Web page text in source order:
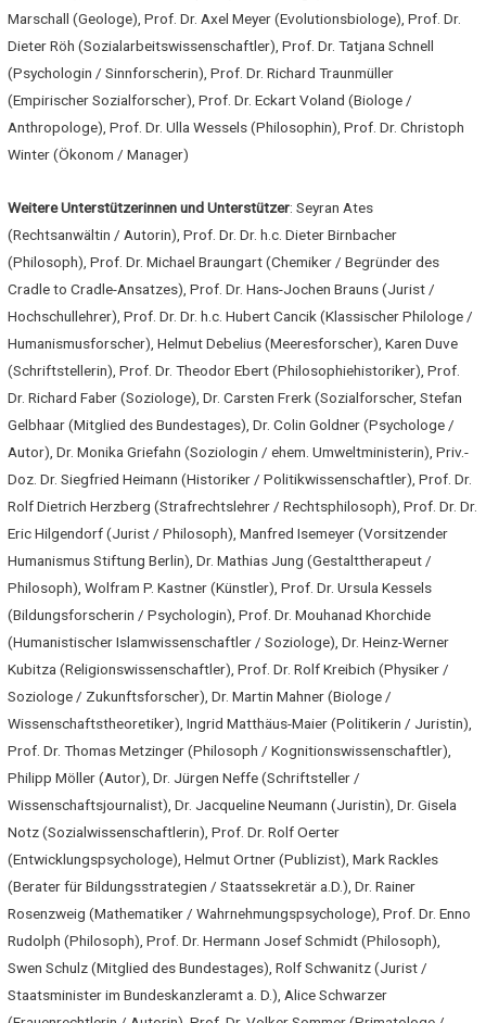
Marschall (Geologe), Prof. Dr. Axel Meyer (Evolutionsbiologe), Prof. Dr.
Dieter Röh (Sozialarbeitswissenschaftler), Prof. Dr. Tatjana Schnell
(Psychologin / Sinnforscherin), Prof. Dr. Richard Traunmüller
(Empirischer Sozialforscher), Prof. Dr. Eckart Voland (Biologe /
Anthropologe), Prof. Dr. Ulla Wessels (Philosophin), Prof. Dr. Christoph
Winter (Ökonom / Manager)
Weitere Unterstützerinnen und Unterstützer: Seyran Ates
(Rechtsanwältin / Autorin), Prof. Dr. Dr. h.c. Dieter Birnbacher
(Philosoph), Prof. Dr. Michael Braungart (Chemiker / Begründer des
Cradle to Cradle-Ansatzes), Prof. Dr. Hans-Jochen Brauns (Jurist /
Hochschullehrer), Prof. Dr. Dr. h.c. Hubert Cancik (Klassischer Philologe /
Humanismusforscher), Helmut Debelius (Meeresforscher), Karen Duve
(Schriftstellerin), Prof. Dr. Theodor Ebert (Philosophiehistoriker), Prof.
Dr. Richard Faber (Soziologe), Dr. Carsten Frerk (Sozialforscher, Stefan
Gelbhaar (Mitglied des Bundestages), Dr. Colin Goldner (Psychologe /
Autor), Dr. Monika Griefahn (Soziologin / ehem. Umweltministerin), Priv.-
Doz. Dr. Siegfried Heimann (Historiker / Politikwissenschaftler), Prof. Dr.
Rolf Dietrich Herzberg (Strafrechtslehrer / Rechtsphilosoph), Prof. Dr. Dr.
Eric Hilgendorf (Jurist / Philosoph), Manfred Isemeyer (Vorsitzender
Humanismus Stiftung Berlin), Dr. Mathias Jung (Gestalttherapeut /
Philosoph), Wolfram P. Kastner (Künstler), Prof. Dr. Ursula Kessels
(Bildungsforscherin / Psychologin), Prof. Dr. Mouhanad Khorchide
(Humanistischer Islamwissenschaftler / Soziologe), Dr. Heinz-Werner
Kubitza (Religionswissenschaftler), Prof. Dr. Rolf Kreibich (Physiker /
Soziologe / Zukunftsforscher), Dr. Martin Mahner (Biologe /
Wissenschaftstheoretiker), Ingrid Matthäus-Maier (Politikerin / Juristin),
Prof. Dr. Thomas Metzinger (Philosoph / Kognitionswissenschaftler),
Philipp Möller (Autor), Dr. Jürgen Neffe (Schriftsteller /
Wissenschaftsjournalist), Dr. Jacqueline Neumann (Juristin), Dr. Gisela
Notz (Sozialwissenschaftlerin), Prof. Dr. Rolf Oerter
(Entwicklungspsychologe), Helmut Ortner (Publizist), Mark Rackles
(Berater für Bildungsstrategien / Staatssekretär a.D.), Dr. Rainer
Rosenzweig (Mathematiker / Wahrnehmungspsychologe), Prof. Dr. Enno
Rudolph (Philosoph), Prof. Dr. Hermann Josef Schmidt (Philosoph),
Swen Schulz (Mitglied des Bundestages), Rolf Schwanitz (Jurist /
Staatsminister im Bundeskanzleramt a. D.), Alice Schwarzer